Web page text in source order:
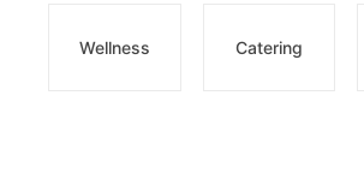
Wellness Catering